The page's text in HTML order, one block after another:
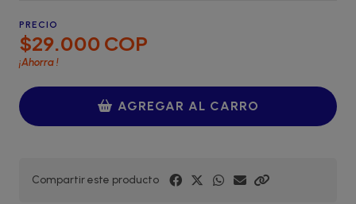
PRECIO
$29.000 COP
¡Ahorra!
AGREGAR AL CARRO
Compartir este producto